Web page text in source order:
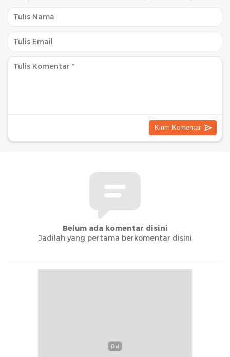
Belum ada komentar disini
Jadilah yang pertama berkomentar disini